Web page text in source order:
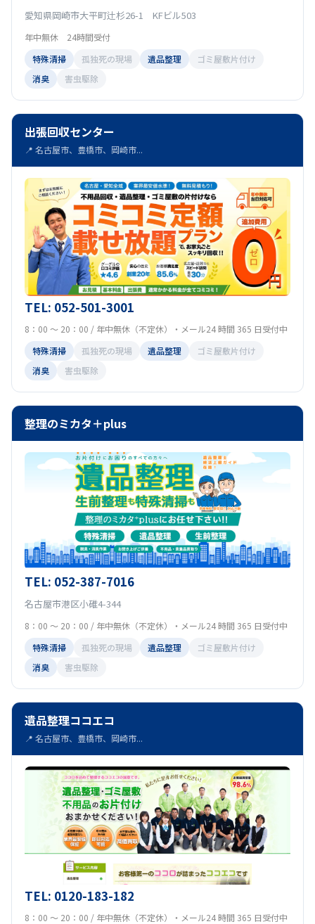
愛知県岡崎市大平町辻杉26-1 KFビル503
年中無休 24時間受付
特殊清掃
孤独死の現場 遺品整理
ゴミ屋敷片付け
消臭
害虫駆除
出張回収センター
📍 名古屋市、豊橋市、岡崎市...
TEL: 052-501-3001
8：00 ～ 20：00 / 年中無休（不定休）・メール24 時間 365 日受付中
特殊清掃
孤独死の現場 遺品整理
ゴミ屋敷片付け
消臭
害虫駆除
整理のミカタ＋plus
TEL: 052-387-7016
名古屋市港区小碓4-344
8：00 ～ 20：00 / 年中無休（不定休）・メール24 時間 365 日受付中
特殊清掃
孤独死の現場 遺品整理
ゴミ屋敷片付け
消臭
害虫駆除
遺品整理ココエコ
📍 名古屋市、豊橋市、岡崎市...
TEL: 0120-183-182
8：00 ～ 20：00 / 年中無休（不定休）・メール24 時間 365 日受付中